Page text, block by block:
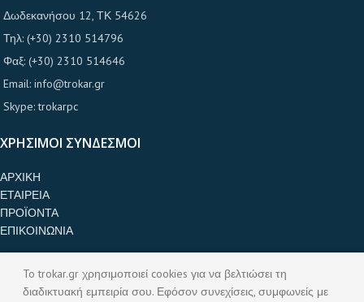
Δωδεκανήσου 12, ΤΚ 54626
Τηλ: (+30) 2310 514796
Φαξ: (+30) 2310 514646
Email: info@trokar.gr
Skype: trokarpc
ΧΡΗΣΙΜΟΙ ΣΥΝΔΕΣΜΟΙ
ΑΡΧΙΚΗ
ΕΤΑΙΡΕΙΑ
ΠΡΟΪΟΝΤΑ
ΕΠΙΚΟΙΝΩΝΙΑ
ΤΡΟΧΟΙ
To trokar.gr χρησιμοποιεί cookies για να βελτιώσει τη
διαδικτυακή εμπειρία σου. Εφόσον συνεχίσεις, συμφωνείς με